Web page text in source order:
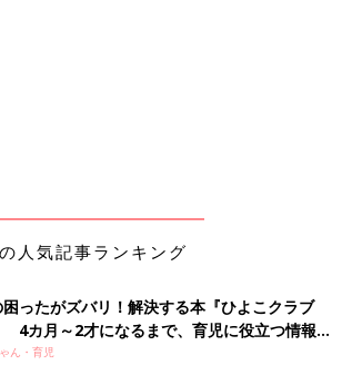
人気記事ランキング
ったがズバリ！解決する本『ひよこクラブ
4カ月～2才になるまで、育児に役立つ情報が
！
ん・育児